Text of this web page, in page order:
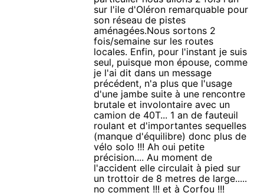
sur l'ile d'Oléron remarquable pour
son réseau de pistes
aménagées.Nous sortons 2
fois/semaine sur les routes
locales. Enfin, pour l'instant je suis
seul, puisque mon épouse, comme
je l'ai dit dans un message
précédent, n'a plus que l'usage
d'une jambe suite à une rencontre
brutale et involontaire avec un
camion de 40T... 1 an de fauteuil
roulant et d'importantes sequelles
(manque d'équilibre) donc plus de
vélo solo !!! Ah oui petite
précision.... Au moment de
l'accident elle circulait à pied sur
un trottoir de 8 metres de large.....
no comment !!! et à Corfou !!!